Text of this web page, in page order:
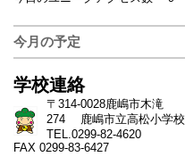
今月の予定
学校連絡
〒314-0028鹿嶋市木滝
274 鹿嶋市立高松小学校
TEL.0299-82-4620
FAX 0299-83-6427